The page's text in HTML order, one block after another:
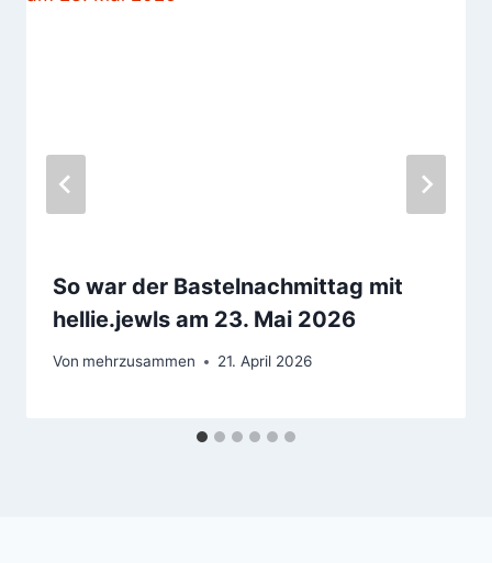
So war der Bastelnachmittag mit
hellie.jewls am 23. Mai 2026
Von mehrzusammen 21. April 2026